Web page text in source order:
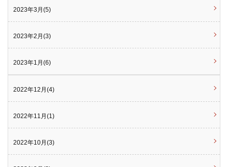
2023年3月(5)
2023年2月(3)
2023年1月(6)
2022年12月(4)
2022年11月(1)
2022年10月(3)